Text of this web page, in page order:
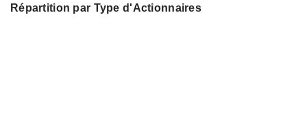
Répartition par Type d'Actionnaires